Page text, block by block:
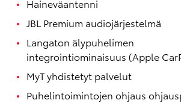
Haineväantenni
JBL Premium audiojärjestelmä
Langaton älypuhelimen
integrointiominaisuus (Apple
MyT yhdistetyt palvelut
Puhelintoimintojen ohjaus